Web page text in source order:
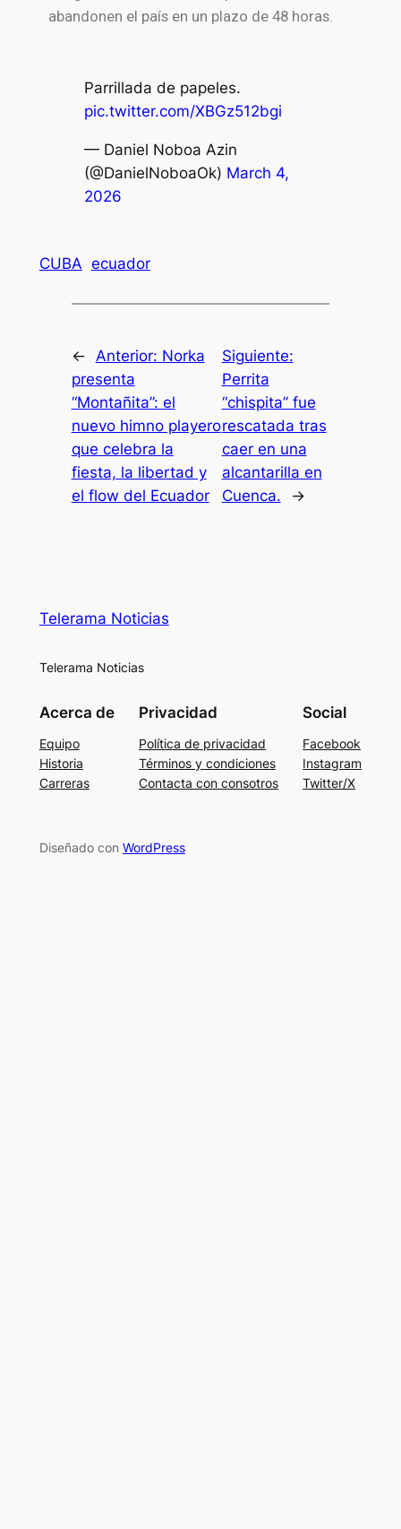
abandonen el país en un plazo de 48 horas.
Parrillada de papeles.
pic.twitter.com/XBGz512bgi
— Daniel Noboa Azin
(@DanielNoboaOk) March 4,
2026
CUBA ecuador
← Anterior: Norka
presenta
“Montañita”: el
nuevo himno playero
que celebra la
fiesta, la libertad y
el flow del Ecuador
Siguiente:
Perrita
“chispita” fue
rescatada tras
caer en una
alcantarilla en
Cuenca.
→
Telerama Noticias
Telerama Noticias
Acerca de
Equipo
Historia
Carreras
Privacidad
Política de privacidad
Términos y condiciones
Contacta con consotros
Social
Facebook
Instagram
Twitter/X
Diseñado con WordPress